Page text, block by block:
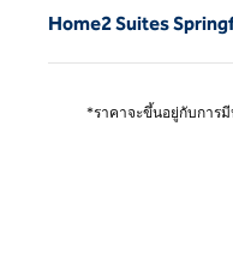
Home2 Suites
*ราคาจะขึ้นอยู่กับการ